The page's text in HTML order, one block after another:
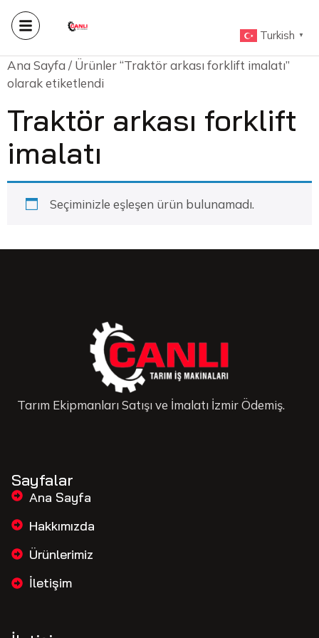
Turkish ▼
Ana Sayfa/ Ürünler “Traktör arkası forklift imalatı”
olarak etiketlendi
Traktör arkası forklift
imalatı
Seçiminizle eşleşen ürün bulunamadı.
Tarım Ekipmanları Satışı ve İmalatı İzmir Ödemiş.
Sayfalar
Ana Sayfa
Hakkımızda
Ürünlerimiz
İletişim